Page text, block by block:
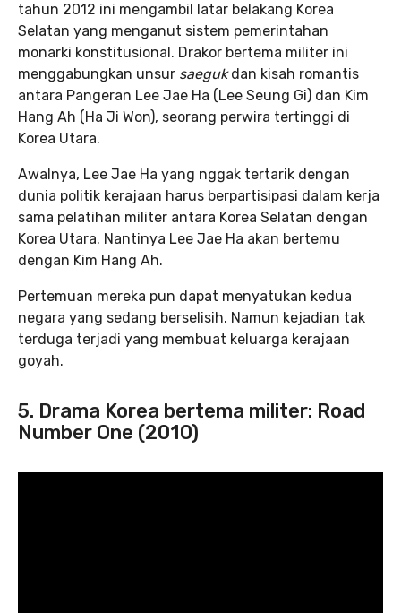
tahun 2012 ini mengambil latar belakang Korea
Selatan yang menganut sistem pemerintahan
monarki konstitusional. Drakor bertema militer ini
menggabungkan unsur saegukdan kisah romantis
antara Pangeran Lee Jae Ha (Lee Seung Gi) dan Kim
Hang Ah (Ha Ji Won), seorang perwira tertinggi di
Korea Utara.
Awalnya, Lee Jae Ha yang nggak tertarik dengan
dunia politik kerajaan harus berpartisipasi dalam kerja
sama pelatihan militer antara Korea Selatan dengan
Korea Utara. Nantinya Lee Jae Ha akan bertemu
dengan Kim Hang Ah.
Pertemuan mereka pun dapat menyatukan kedua
negara yang sedang berselisih. Namun kejadian tak
terduga terjadi yang membuat keluarga kerajaan
goyah.
5. Drama Korea bertema militer: Road
Number One (2010)